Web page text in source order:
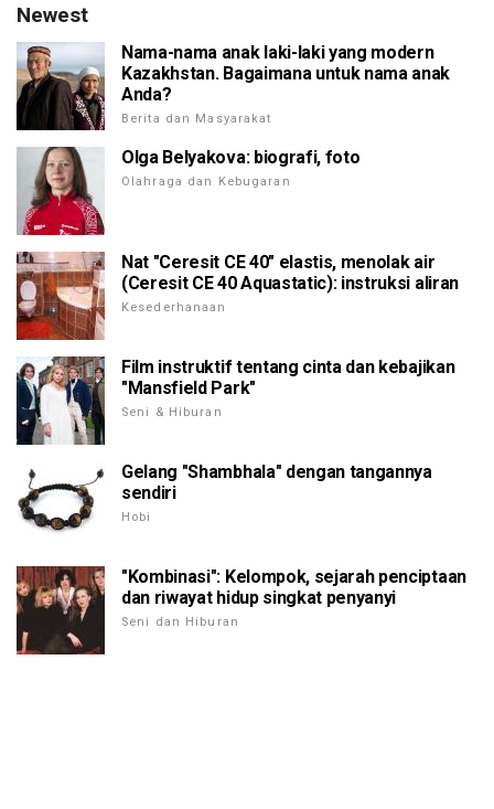
Newest
Nama-nama anak laki-laki yang modern
Kazakhstan. Bagaimana untuk nama anak
Anda?
Berita dan Masyarakat
Olga Belyakova: biografi, foto
Olahraga dan Kebugaran
Nat "Ceresit CE 40" elastis, menolak air
(Ceresit CE 40 Aquastatic): instruksi aliran
Kesederhanaan
Film instruktif tentang cinta dan kebajikan
"Mansfield Park"
Seni & Hiburan
Gelang "Shambhala" dengan tangannya
sendiri
Hobi
"Kombinasi": Kelompok, sejarah penciptaan
dan riwayat hidup singkat penyanyi
Seni dan Hiburan